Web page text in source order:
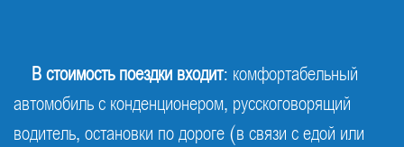
В стоимость поездки входит: комфортабельный
автомобиль с конденционером, русскоговорящий
водитель, остановки по дороге (в связи с едой или